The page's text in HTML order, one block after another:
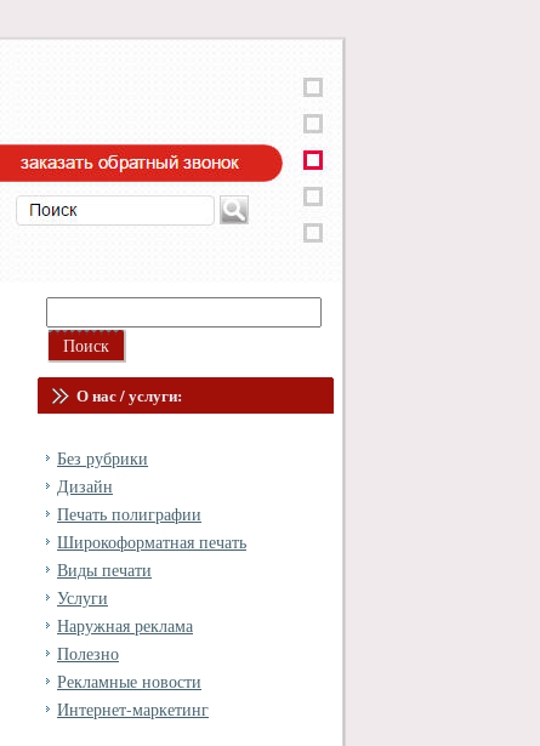
О нас / услуги:
Без рубрики
Дизайн
Печать полиграфии
Широкоформатная печать
Виды печати
Услуги
Наружная реклама
Полезно
Рекламные новости
Интернет-маркетинг